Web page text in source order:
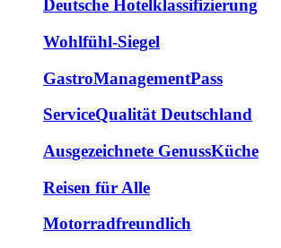
Deutsche Hotelklassifizierung
Wohlfühl-Siegel
GastroManagementPass
ServiceQualität Deutschland
Ausgezeichnete GenussKüche
Reisen für Alle
Motorradfreundlich